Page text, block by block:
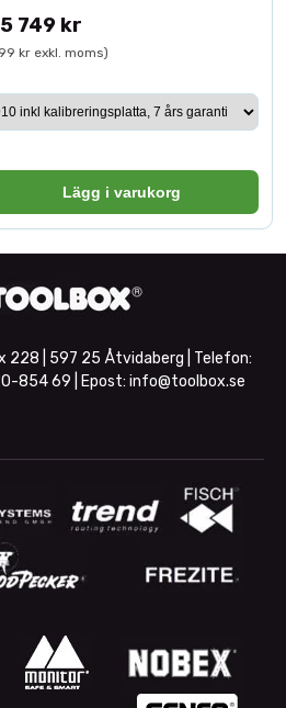
5 749 kr
kr exkl. moms)
Lägg i varukorg
228 | 597 25 Åtvidaberg | Telefon:
854 69 | Epost: info@toolbox.se